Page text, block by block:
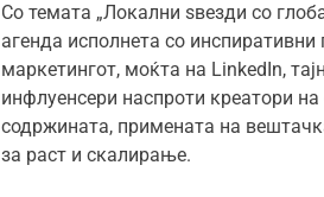
Со темата „Локални ѕвезди со
агенда исполнета со
маркетингот, моќта на LinkedIn,
инфлуенсери наспроти креатори
содржината, примената на
за раст и скалирање.